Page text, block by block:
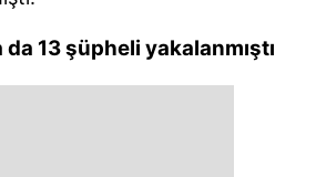
13 şüpheli yakalanmıştı